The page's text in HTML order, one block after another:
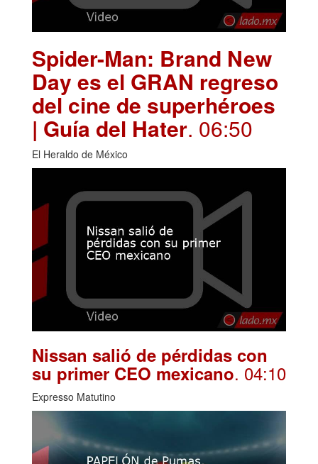
Spider-Man: Brand New
Day es el GRAN regreso
del cine de superhéroes
| Guía del Hater. 06:50
El Heraldo de México
Nissan salió de pérdidas con
su primer CEO mexicano. 04:10
Expresso Matutino